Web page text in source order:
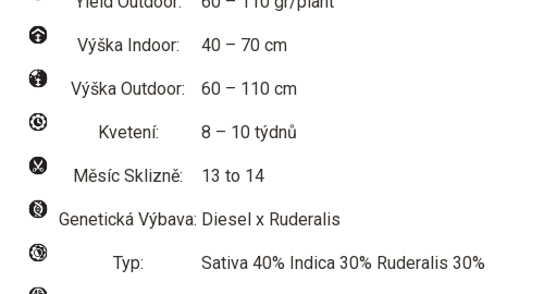
Výška Indoor: 40 – 70 cm
Výška Outdoor: 60 – 110 cm
Kvetení: 8 – 10 týdnů
Měsíc Sklizně: 13 to 14
Genetická Výbava: Diesel x Ruderalis
Typ: Sativa 40% Indica 30% Ruderalis 30%